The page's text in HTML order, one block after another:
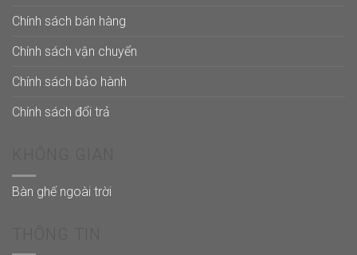
Chính sách bán hàng
Chính sách vận chuyển
Chính sách bảo hành
Chính sách đổi trả
Bàn ghế ngoài trời